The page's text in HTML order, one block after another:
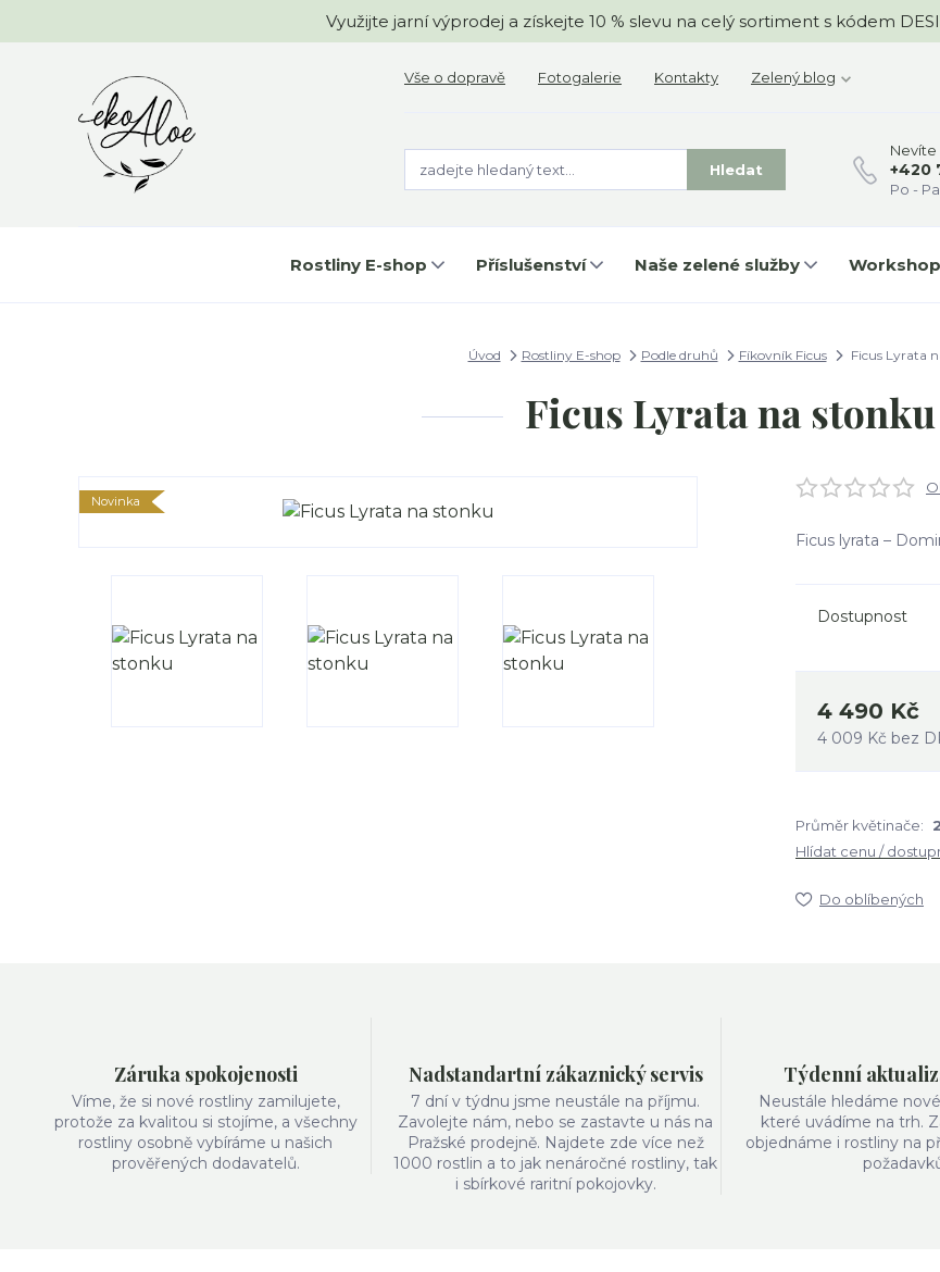
Využijte jarní výprodej a získejte 10 % slevu na celý sortiment s kódem
Vše o dopravě Fotogalerie Kontakty Zelený blog
Hledat
Nevíte
+420
Po -
Rostliny E-shop Příslušenství Naše zelené služby
Úvod Rostliny E-shop Podle druhů Fíkovník Ficus Ficus Lyrata
Ficus Lyrata na stonku
Novinka
Ficus lyrata –
Dostupnost
4 490 Kč
4 009 Kč bez
Průměr květinače:
Hlídat cenu /
Do oblíbených
Záruka spokojenosti
Víme, že si nové rostliny zamilujete,
protože za kvalitou si stojíme, a všechny
rostliny osobně vybíráme u našich
prověřených dodavatelů.
Nadstandartní zákaznický servis
7 dní v týdnu jsme neustále na příjmu.
Zavolejte nám, nebo se zastavte u nás na
Pražské prodejně. Najdete zde více než
1000 rostlin a to jak nenáročné rostliny, tak
i sbírkové raritní pokojovky.
Týdenní
Neustále hledáme
které uvádíme na trh.
objednáme i rostliny na